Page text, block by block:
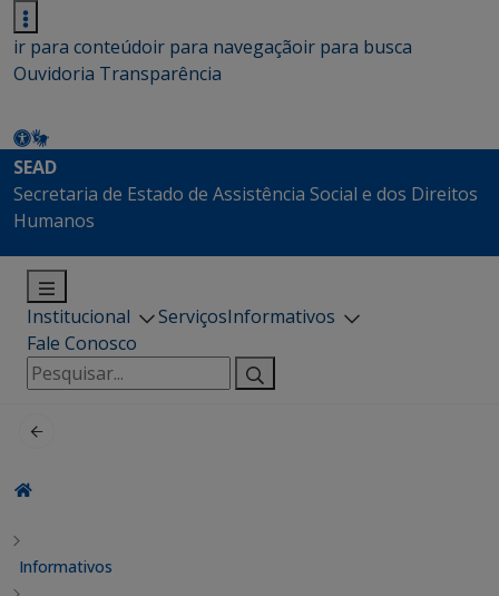
ir para conteúdoir para navegaçãoir para busca
Ouvidoria Transparência
SEAD
Secretaria de Estado de Assistência Social e dos Direitos
Humanos
Institucional ServiçosInformativos
Fale Conosco
Pesquisar
por:
Informativos